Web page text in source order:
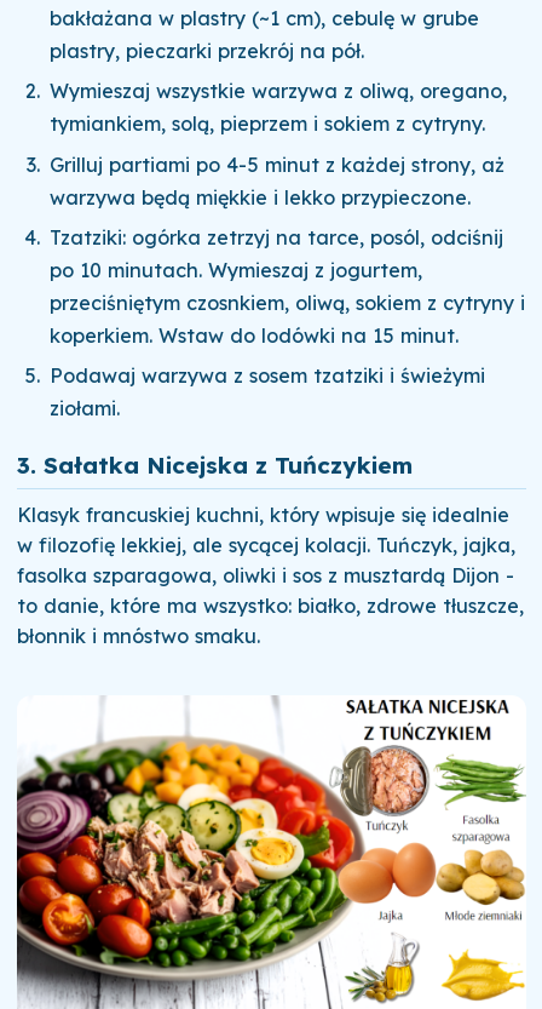
bakłażana w plastry (~1 cm), cebulę w grube
plastry, pieczarki przekrój na pół.
Wymieszaj wszystkie warzywa z oliwą, oregano,
tymiankiem, solą, pieprzem i sokiem z cytryny.
Grilluj partiami po 4-5 minut z każdej strony, aż
warzywa będą miękkie i lekko przypieczone.
Tzatziki: ogórka zetrzyj na tarce, posól, odciśnij
po 10 minutach. Wymieszaj z jogurtem,
przeciśniętym czosnkiem, oliwą, sokiem z cytryny i
koperkiem. Wstaw do lodówki na 15 minut.
Podawaj warzywa z sosem tzatziki i świeżymi
ziołami.
3. Sałatka Nicejska z Tuńczykiem
Klasyk francuskiej kuchni, który wpisuje się idealnie
w filozofię lekkiej, ale sycącej kolacji. Tuńczyk, jajka,
fasolka szparagowa, oliwki i sos z musztardą Dijon -
to danie, które ma wszystko: białko, zdrowe tłuszcze,
błonnik i mnóstwo smaku.